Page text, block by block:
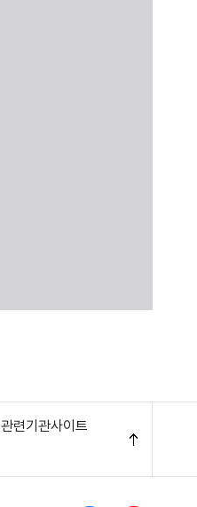
관련기관사이트